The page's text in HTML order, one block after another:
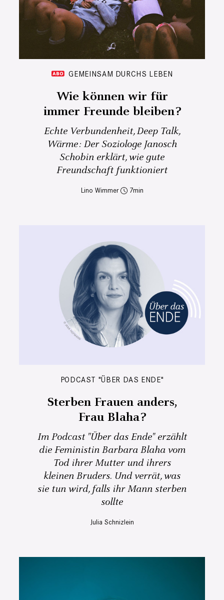
GEMEINSAM DURCHS LEBEN
Wie können wir für
immer Freunde bleiben?
Echte Verbundenheit, Deep Talk,
Wärme: Der Soziologe Janosch
Schobin erklärt, wie gute
Freundschaft funktioniert
Lino Wimmer 7
PODCAST "ÜBER DAS ENDE"
Sterben Frauen anders,
Frau Blaha?
Im Podcast "Über das Ende" erzählt
die Feministin Barbara Blaha vom
Tod ihrer Mutter und ihrers
kleinen Bruders. Und verrät, was
sie tun wird, falls ihr Mann sterben
sollte
Julia Schnizlein